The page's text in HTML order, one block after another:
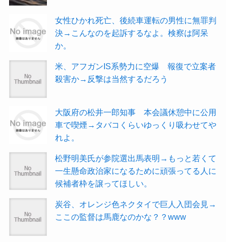
女性ひかれ死亡、後続車運転の男性に無罪判
決→こんなのを起訴するなよ。検察は阿呆
か。
米、アフガンIS系勢力に空爆 報復で立案者
殺害か→反撃は当然するだろう
大阪府の松井一郎知事 本会議休憩中に公用
車で喫煙→タバコくらいゆっくり吸わせてや
れよ。
松野明美氏が参院選出馬表明→もっと若くて
一生懸命政治家になるために頑張ってる人に
候補者枠を譲ってほしい。
炭谷、オレンジ色ネクタイで巨人入団会見→
ここの監督は馬鹿なのかな？？www